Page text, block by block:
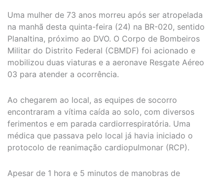
Uma mulher de 73 anos morreu após ser atropelada
na manhã desta quinta-feira (24) na BR-020, sentido
Planaltina, próximo ao DVO. O Corpo de Bombeiros
Militar do Distrito Federal (CBMDF) foi acionado e
mobilizou duas viaturas e a aeronave Resgate Aéreo
03 para atender a ocorrência.
Ao chegarem ao local, as equipes de socorro
encontraram a vítima caída ao solo, com diversos
ferimentos e em parada cardiorrespiratória. Uma
médica que passava pelo local já havia iniciado o
protocolo de reanimação cardiopulmonar (RCP).
Apesar de 1 hora e 5 minutos de manobras de